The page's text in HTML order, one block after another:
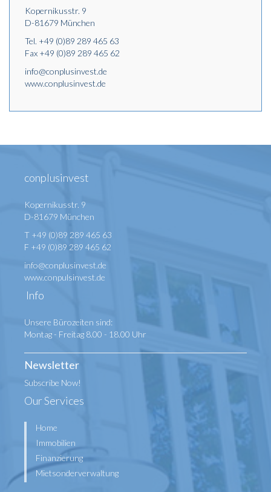
Kopernikusstr. 9
D-81679 München
Tel. +49 (0)89 289 465 63
Fax +49 (0)89 289 465 62
info@conplusinvest.de
www.conplusinvest.de
conplusinvest
Kopernikusstr. 9
D-81679 München
T +49 (0)89 289 465 63
F +49 (0)89 289 465 62
info@conplusinvest.de
www.conpulsinvest.de
Info
Unsere Bürozeiten sind:
Montag - Freitag 8.00 - 18.00 Uhr
Newsletter
Subscribe Now!
Our Services
Home
Immobilien
Finanzierung
Mietsonderverwaltung